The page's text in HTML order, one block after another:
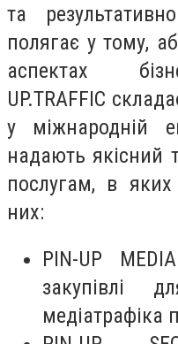
та
полягає у тому,
аспектах
UP.TRAFFIC
у міжнародній
надають якісний
послугам, в
них:
PIN-UP
закупівлі
медіатрафіка